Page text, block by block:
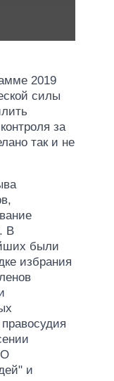
2019
силы
за
так и не
В
были
избрания
и